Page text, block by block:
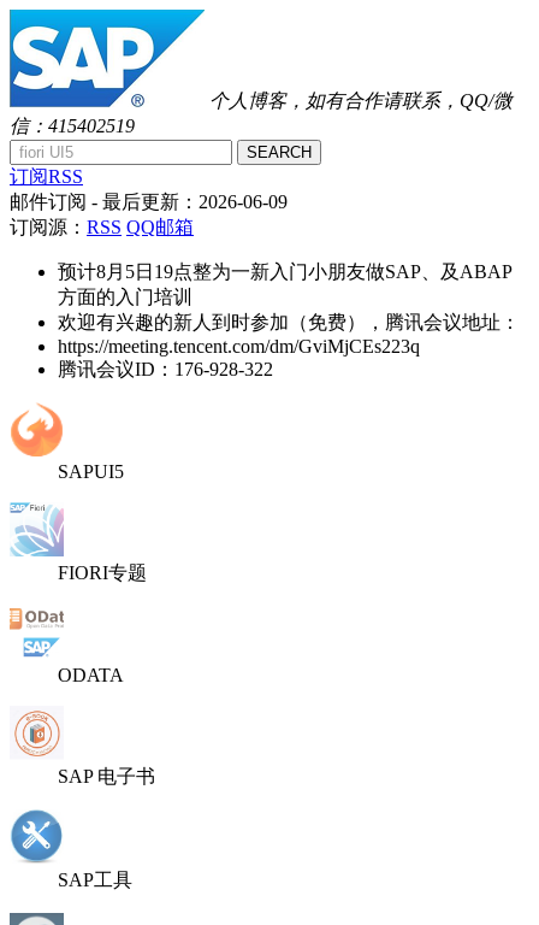
个人博客，如有合作请联系，QQ/微
信：415402519
SEARCH
订阅RSS
邮件订阅 - 最后更新： 2026-06-09
订阅源： RSS QQ邮箱
预计8月5日19点整为一新入门小朋友做SAP、及ABAP
方面的入门培训
欢迎有兴趣的新人到时参加（免费），腾讯会议地址：
https://meeting.tencent.com/dm/GviMjCEs223q
腾讯会议ID：176-928-322
SAPUI5
FIORI专题
ODATA
SAP 电子书
SAP工具